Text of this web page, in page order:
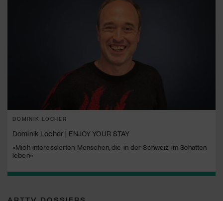
DOMINIK LOCHER
Dominik Locher | ENJOY YOUR STAY
«Mich interessierten Menschen, die in der Schweiz im Schatten
leben»